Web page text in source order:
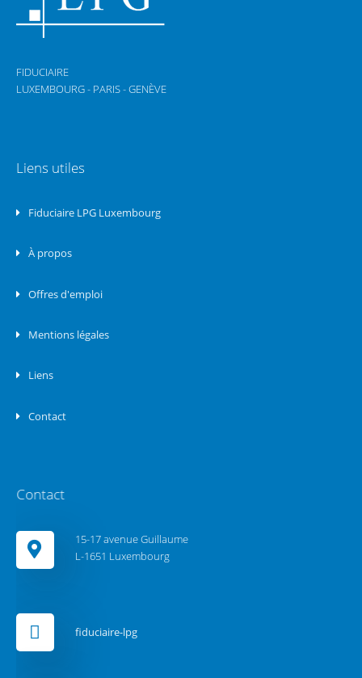
FIDUCIAIRE
LUXEMBOURG - PARIS - GENÈVE
Liens utiles
Fiduciaire LPG Luxembourg
À propos
Offres d'emploi
Mentions légales
Liens
Contact
Contact
15-17 avenue Guillaume
L-1651 Luxembourg
fiduciaire-lpg